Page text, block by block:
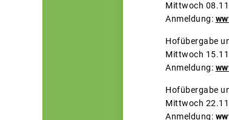
Mittwoch
Anmeldung:
Hofübergabe
Mittwoch
Anmeldung:
Hofübergabe
Mittwoch
Anmeldung: